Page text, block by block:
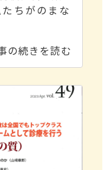
ちがのまな
の続きを読む